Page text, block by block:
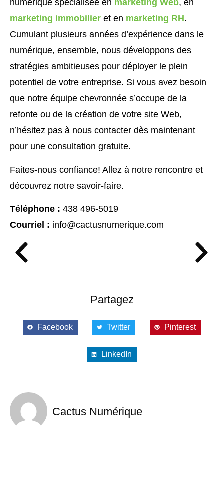
numérique spécialisée en marketing Web, en
marketing immobilier et en marketing RH.
Cumulant plusieurs années d’expérience dans le
numérique, ensemble, nous développons des
stratégies ambitieuses pour déployer le plein
potentiel de votre entreprise. Si vous avez besoin
que notre équipe chevronnée s’occupe de la
refonte ou de la création de votre site Web,
n’hésitez pas à nous contacter dès maintenant
pour une consultation gratuite.
Faites-nous confiance! Allez à notre rencontre et
découvrez notre savoir-faire.
Téléphone : 438 496-5019
Courriel : info@cactusnumerique.com
Partagez
Facebook Twitter Pinterest
LinkedIn
Cactus Numérique